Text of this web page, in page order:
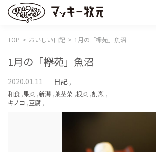
TOP おいしい日記 1月の「欅苑」魚沼
1月の「欅苑」魚沼
2020.01.11 日記 ,
和食 ,果菜 ,新潟 ,葉茎菜 ,根菜 ,割烹 ,
キノコ ,豆腐 ,